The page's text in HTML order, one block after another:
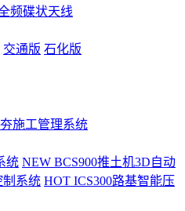
频碟状天线
交通版 石化版
施工管理系统
统 NEW BCS900推土机3D自动
制系统 HOT ICS300路基智能压